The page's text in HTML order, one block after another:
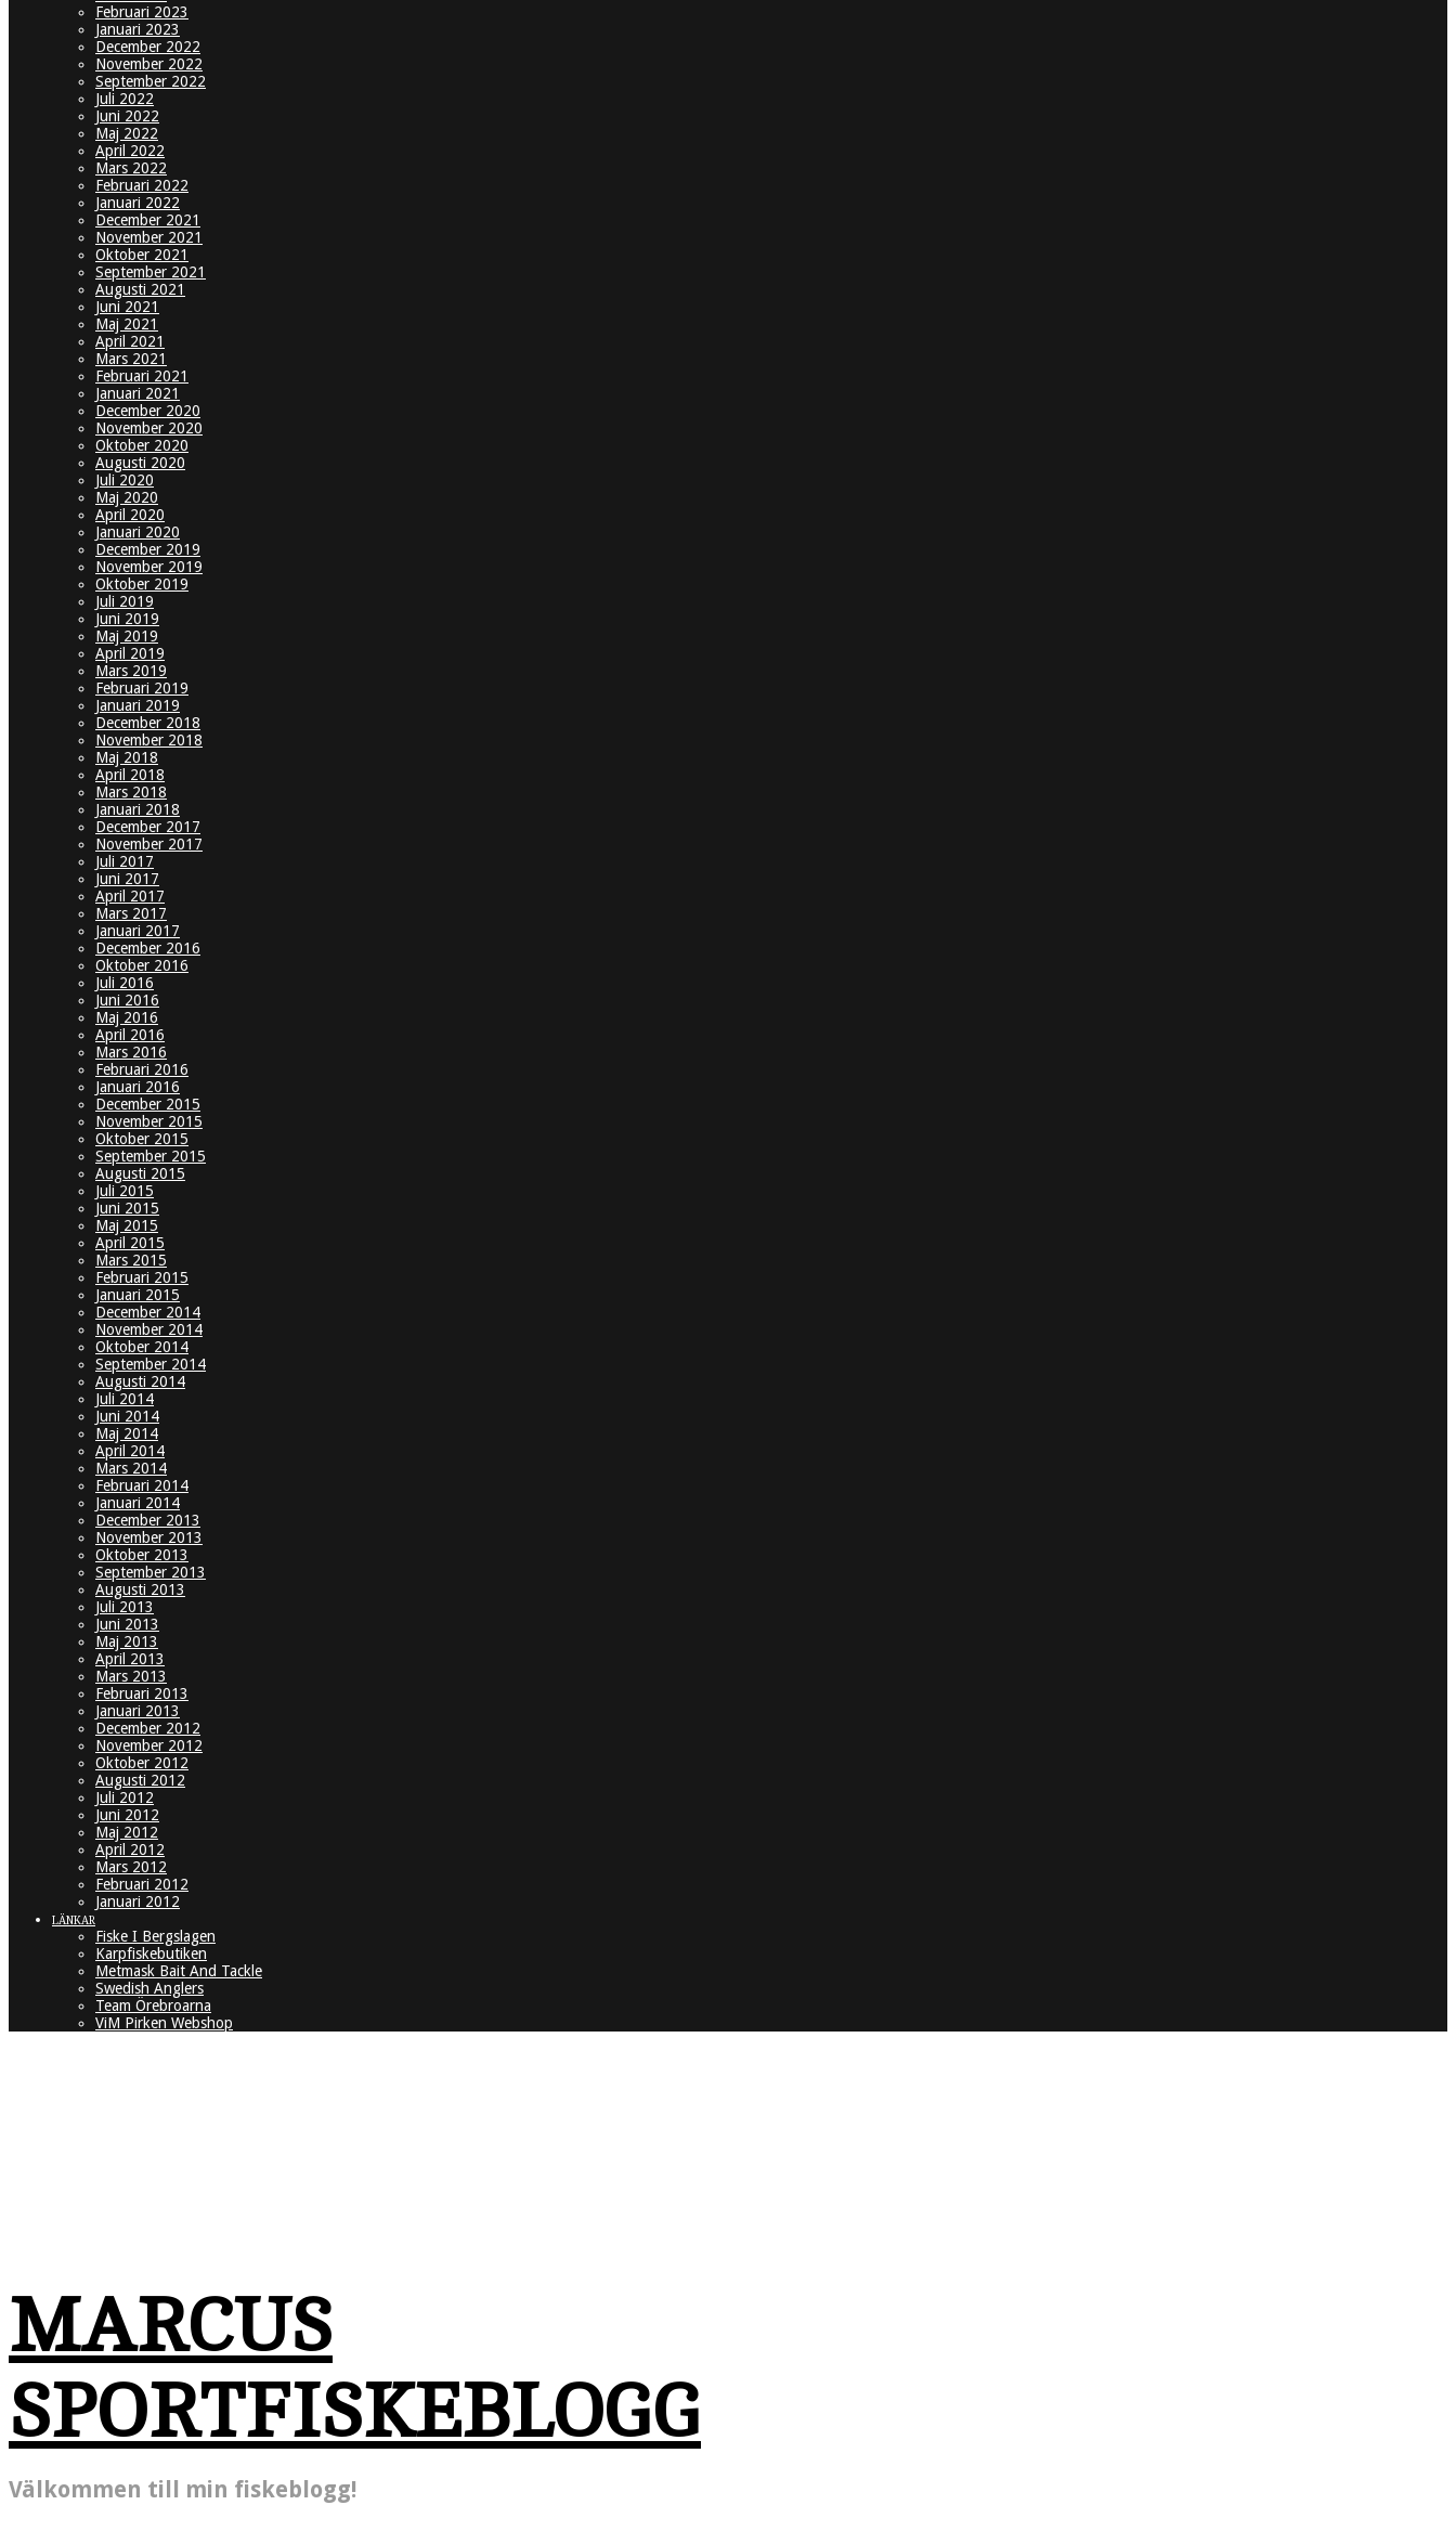
Februari 2023
Januari 2023
December 2022
November 2022
September 2022
Juli 2022
Juni 2022
Maj 2022
April 2022
Mars 2022
Februari 2022
Januari 2022
December 2021
November 2021
Oktober 2021
September 2021
Augusti 2021
Juni 2021
Maj 2021
April 2021
Mars 2021
Februari 2021
Januari 2021
December 2020
November 2020
Oktober 2020
Augusti 2020
Juli 2020
Maj 2020
April 2020
Januari 2020
December 2019
November 2019
Oktober 2019
Juli 2019
Juni 2019
Maj 2019
April 2019
Mars 2019
Februari 2019
Januari 2019
December 2018
November 2018
Maj 2018
April 2018
Mars 2018
Januari 2018
December 2017
November 2017
Juli 2017
Juni 2017
April 2017
Mars 2017
Januari 2017
December 2016
Oktober 2016
Juli 2016
Juni 2016
Maj 2016
April 2016
Mars 2016
Februari 2016
Januari 2016
December 2015
November 2015
Oktober 2015
September 2015
Augusti 2015
Juli 2015
Juni 2015
Maj 2015
April 2015
Mars 2015
Februari 2015
Januari 2015
December 2014
November 2014
Oktober 2014
September 2014
Augusti 2014
Juli 2014
Juni 2014
Maj 2014
April 2014
Mars 2014
Februari 2014
Januari 2014
December 2013
November 2013
Oktober 2013
September 2013
Augusti 2013
Juli 2013
Juni 2013
Maj 2013
April 2013
Mars 2013
Februari 2013
Januari 2013
December 2012
November 2012
Oktober 2012
Augusti 2012
Juli 2012
Juni 2012
Maj 2012
April 2012
Mars 2012
Februari 2012
Januari 2012
LÄNKAR
Fiske I Bergslagen
Karpfiskebutiken
Metmask Bait And Tackle
Swedish Anglers
Team Örebroarna
ViM Pirken Webshop
MARCUS
SPORTFISKEBLOGG
Välkommen till min fiskeblogg!